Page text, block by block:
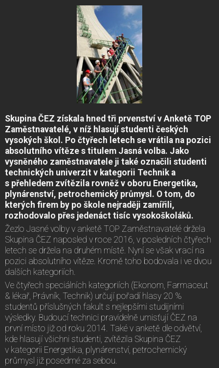
Skupina ČEZ získala hned tři prvenství v Anketě TOP
Zaměstnavatelé, v níž hlasují studenti českých
vysokých škol. Po čtyřech letech se vrátila na pozici
absolutního vítěze s titulem Jasná volba. Jako
vysněného zaměstnavatele ji také označili studenti
technických univerzit v kategorii Technik a
s přehledem zvítězila rovněž v oboru Energetika,
plynárenství, petrochemický průmysl. O tom, do
kterých firem by po škole nejraději zamířili,
rozhodovalo přes jedenáct tisíc vysokoškoláků.
Žezlo Jasné volby v anketě TOP Zaměstnavatelé držela
Skupina ČEZ naposled v roce 2016, v posledních čtyřech
letech se držela na druhém místě. Nyní se však vrací na
pozici absolutního vítěze. Kromě toho bodovala i ve dvou
dalších kategoriích.
Ve čtyřech speciálních kategoriích (Ekonom, Farmaceut
& lékař, Právník, Technik) určují pořadí hlasy 20 %
studentů příslušných fakult s nejlepšími studijními
výsledky. Budoucí technici pravidelně umisťují ČEZ na
první místo již od roku 2014. Také v anketě dle odvětví,
kde hlasují všichni studenti, zvítězila Skupina ČEZ
v kategorii Energetika, plynárenství, petrochemický
průmysl již posedmé za sebou.